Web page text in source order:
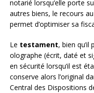
notarié lorsqu’elle porte
autres biens, le recours
permet d’optimiser sa
Le testament, bien
olographe (écrit, daté et
en sécurité lorsqu’il est
conserve alors l’original
Central des Dispositions